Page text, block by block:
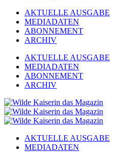
AKTUELLE AUSGABE
MEDIADATEN
ABONNEMENT
ARCHIV
AKTUELLE AUSGABE
MEDIADATEN
ABONNEMENT
ARCHIV
AKTUELLE AUSGABE
MEDIADATEN